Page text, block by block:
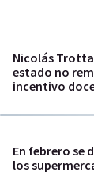
Nicolás
estado no
incentivo
En febrero se
los